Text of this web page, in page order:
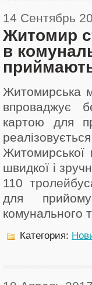
14 Сентябрь
Житомир
в
Житомирська
впроваджує
картою для
Житомирської
швидкої і
110
для
комунального
Категория: